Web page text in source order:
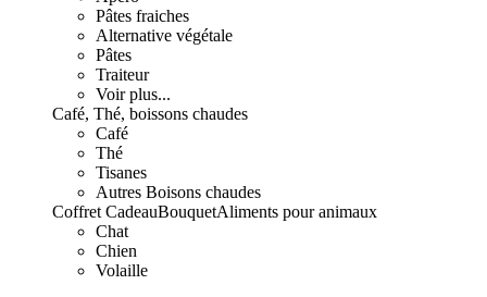
Pâtes fraiches
Alternative végétale
Pâtes
Traiteur
Voir plus...
Café, Thé, boissons chaudes
Café
Thé
Tisanes
Autres Boisons chaudes
Coffret CadeauBouquetAliments pour animaux
Chat
Chien
Volaille